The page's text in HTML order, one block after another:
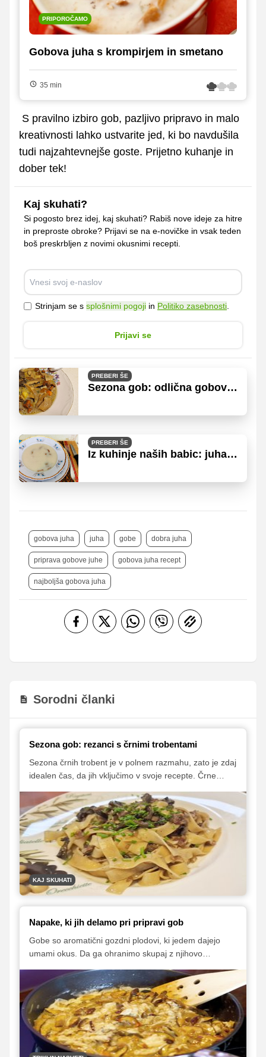
PRIPOROČAMO
Gobova juha s krompirjem in smetano
35 min
S pravilno izbiro gob, pazljivo pripravo in malo
kreativnosti lahko ustvarite jed, ki bo navdušila
tudi najzahtevnejše goste. Prijetno kuhanje in
dober tek!
Kaj skuhati?
Si pogosto brez idej, kaj skuhati? Rabiš nove ideje za hitre
in preproste obroke? Prijavi se na e-novičke in vsak teden
boš preskrbljen z novimi okusnimi recepti.
Strinjam se s splošnimi pogoji in Politiko zasebnosti.
Prijavi se
PREBERI ŠE
Sezona gob: odlična gobova
PREBERI ŠE
Iz kuhinje naših babic: juha z
gobova juha juha gobe dobra juha
priprava gobove juhe gobova juha recept
najboljša gobova juha
Sorodni članki
Sezona gob: rezanci s črnimi trobentami
Sezona črnih trobent je v polnem razmahu, zato je zdaj
idealen čas, da jih vključimo v svoje recepte. Črne
saj s svojim edinstvenim videzom in okusom popestrijo
marsikatero jed. Kombiniramo jih lahko s številnimi
živili, med drugim tudi s testeninami.
KAJ SKUHATI
Napake, ki jih delamo pri pripravi gob
Gobe so aromatični gozdni plodovi, ki jedem dajejo
umami okus. Da ga ohranimo skupaj z njihovo
pripraviti.